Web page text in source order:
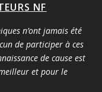
NF
n’ont jamais été
de participer à ces
de cause est
et pour le